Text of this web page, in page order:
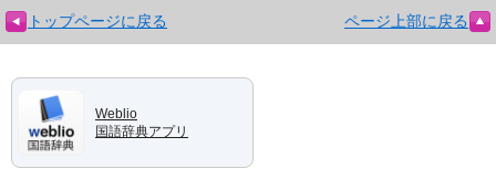
トップページに戻る ページ上部に戻る
Weblio
国語辞典アプリ